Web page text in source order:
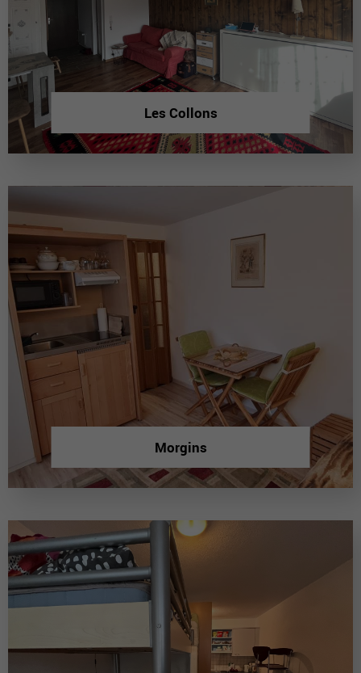
Les Collons
Morgins